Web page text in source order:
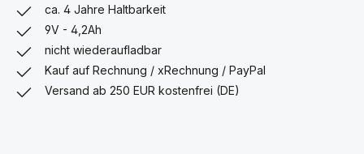
ca. 4 Jahre Haltbarkeit
9V - 4,2Ah
nicht wiederaufladbar
Kauf auf Rechnung / xRechnung / PayPal
Versand ab 250 EUR kostenfrei (DE)